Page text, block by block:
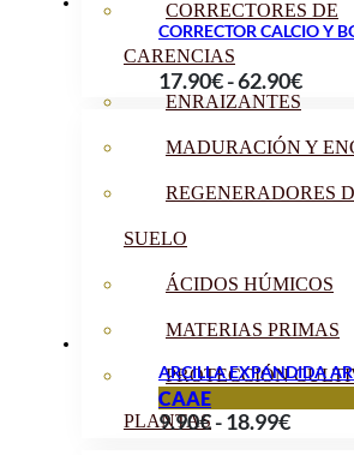
CORRECTORES DE
CARENCIAS
ENRAIZANTES
MADURACIÓN Y
REGENERADORES
SUELO
ÁCIDOS HÚMICOS
MATERIAS PRIMAS
PROTECCIÓN
PLANTAS
CORRECTOR CALCIO Y
17.90€-62.90€Rango
62.90€
ARCILLA EXPANDIDA
9.90€-18.99€Rango
CAAE